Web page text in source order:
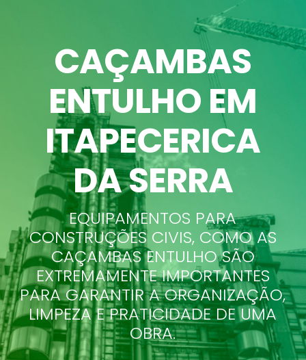
CAÇAMBAS
ENTULHO EM
ITAPECERICA
DA SERRA
EQUIPAMENTOS PARA
CONSTRUÇÕES CIVIS, COMO AS
CAÇAMBAS ENTULHO SÃO
EXTREMAMENTE IMPORTANTES
PARA GARANTIR A ORGANIZAÇÃO,
LIMPEZA E PRATICIDADE DE UMA
OBRA.